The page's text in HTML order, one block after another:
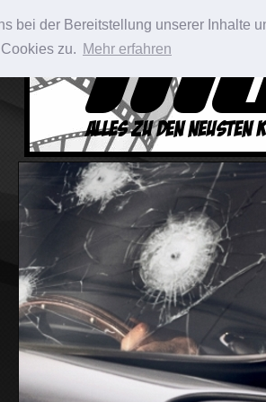
bei der Bereitstellung unserer Inhalte
zu. Mehr erfahren